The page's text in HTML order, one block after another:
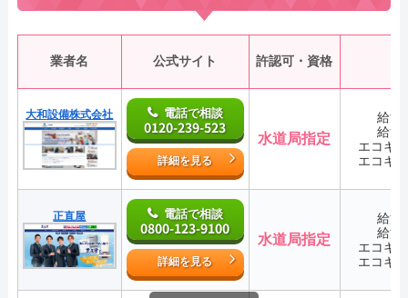
業者名 公式サイト 許認可・資格
大和設備株式会社 電話で相談
0120-239-523
詳細を見る
水道局指定
給湯
給湯
エコキ
エコキ
正直屋 電話で相談
0800-123-9100
詳細を見る
水道局指定
給湯
給湯
エコキ
エコキ